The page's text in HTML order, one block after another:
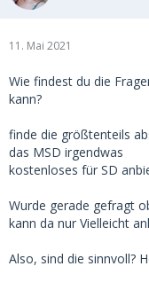
11. Mai 2021
Wie findest du die
kann?
finde die größtenteils
das MSD irgendwas
kostenloses für SD
Wurde gerade gefragt
kann da nur Vielleicht
Also, sind die sinnvoll?